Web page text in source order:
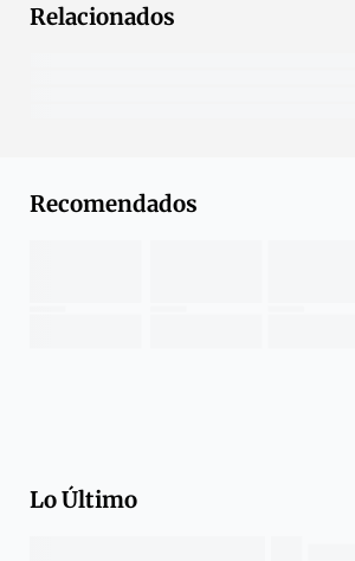
Relacionados
Recomendados
Lo Último